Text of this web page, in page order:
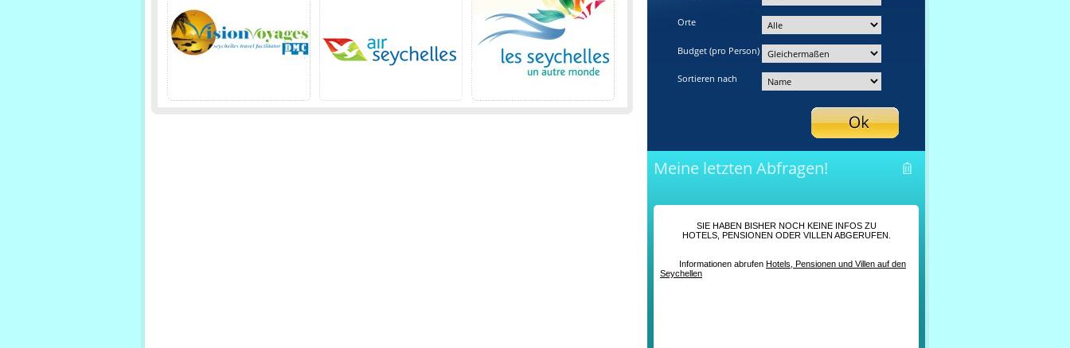
Orte
Budget (pro Person)
Sortieren nach
Meine letzten Abfragen!
SIE HABEN BISHER NOCH KEINE INFOS ZU
HOTELS, PENSIONEN ODER VILLEN ABGERUFEN.
Informationen abrufen Hotels, Pensionen und Villen auf den
Seychellen